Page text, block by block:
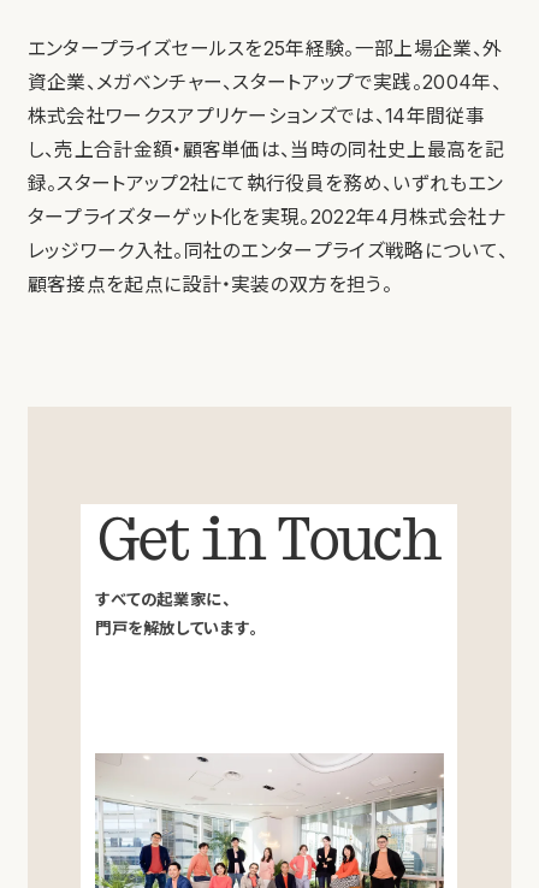
エンタープライズセールスを25年経験。一部上場企業、外
資企業、メガベンチャー、スタートアップで実践。2004年、
株式会社ワークスアプリケーションズでは、14年間従事
し、売上合計金額・顧客単価は、当時の同社史上最高を記
録。スタートアップ2社にて執行役員を務め、いずれもエン
タープライズターゲット化を実現。2022年4月株式会社ナ
レッジワーク入社。同社のエンタープライズ戦略について、
顧客接点を起点に設計・実装の双方を担う。
Get in Touch
すべての起業家に、
門戸を解放しています。